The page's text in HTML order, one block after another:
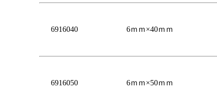
6916040 6ｍｍ×40ｍｍ
6916050 6ｍｍ×50ｍｍ